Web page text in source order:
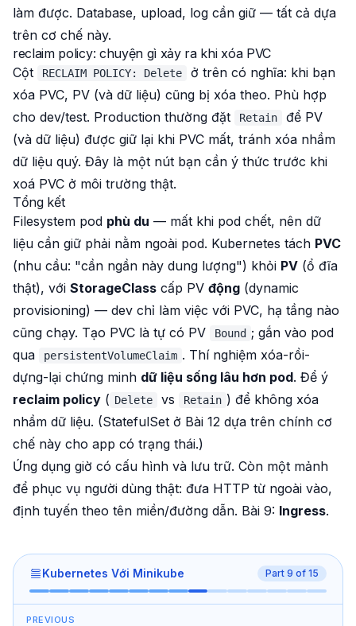
làm được. Database, upload, log cần giữ — tất cả dựa
trên cơ chế này.
reclaim policy: chuyện gì xảy ra khi xóa PVC
Cột
RECLAIM POLICY: Delete
ở trên có nghĩa: khi bạn
xóa PVC, PV (và dữ liệu) cũng bị xóa theo. Phù hợp
cho dev/test. Production thường đặt
Retain
để PV
(và dữ liệu) được giữ lại khi PVC mất, tránh xóa nhầm
dữ liệu quý. Đây là một nút bạn cần ý thức trước khi
xoá PVC ở môi trường thật.
Tổng kết
Filesystem pod phù du — mất khi pod chết, nên dữ
liệu cần giữ phải nằm ngoài pod. Kubernetes tách PVC
(nhu cầu: "cần ngần này dung lượng") khỏi PV (ổ đĩa
thật), với StorageClass cấp PV động (dynamic
provisioning) — dev chỉ làm việc với PVC, hạ tầng nào
cũng chạy. Tạo PVC là tự có PV
Bound ; gắn vào pod
qua
persistentVolumeClaim . Thí nghiệm xóa-rồi-
dựng-lại chứng minh dữ liệu sống lâu hơn pod. Để ý
reclaim policy ( Delete vs Retain ) để không xóa
nhầm dữ liệu. (StatefulSet ở Bài 12 dựa trên chính cơ
chế này cho app có trạng thái.)
Ứng dụng giờ có cấu hình và lưu trữ. Còn một mảnh
để phục vụ người dùng thật: đưa HTTP từ ngoài vào,
định tuyến theo tên miền/đường dẫn. Bài 9: Ingress.
Kubernetes Với Minikube Part 9 of 15
PREVIOUS